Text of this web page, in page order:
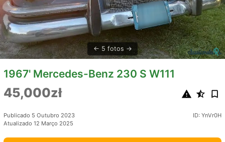
5 fotos
1967' Mercedes-Benz 230 S W111
45,000zł
Publicado 5 Outubro 2023
Atualizado 12 Março 2025
ID: YnVr0H